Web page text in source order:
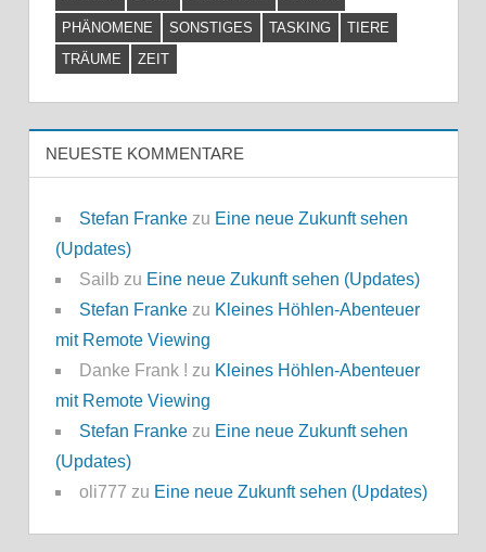
PHÄNOMENE
SONSTIGES TASKING
TIERE
TRÄUME
ZEIT
NEUESTE KOMMENTARE
Stefan Frankezu Eine neue Zukunft sehen
(Updates)
Sailb zu Eine neue Zukunft sehen (Updates)
Stefan Frankezu Kleines Höhlen-Abenteuer
mit Remote Viewing
Danke Frank ! zu Kleines Höhlen-Abenteuer
mit Remote Viewing
Stefan Frankezu Eine neue Zukunft sehen
(Updates)
oli777 zu Eine neue Zukunft sehen (Updates)